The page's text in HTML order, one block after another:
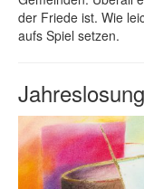
der Friede ist. Wie
aufs Spiel setzen.